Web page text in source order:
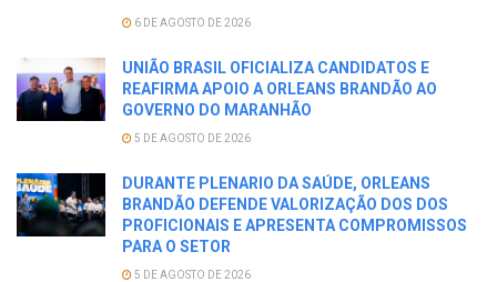
6 DE AGOSTO DE 2026
UNIÃO BRASIL OFICIALIZA CANDIDATOS E
REAFIRMA APOIO A ORLEANS BRANDÃO AO
GOVERNO DO MARANHÃO
5 DE AGOSTO DE 2026
DURANTE PLENARIO DA SAÚDE, ORLEANS
BRANDÃO DEFENDE VALORIZAÇÃO DOS DOS
PROFICIONAIS E APRESENTA COMPROMISSOS
PARA O SETOR
5 DE AGOSTO DE 2026